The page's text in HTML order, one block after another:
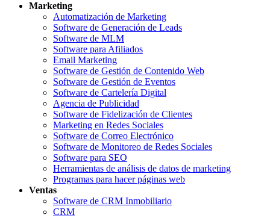
Marketing
Automatización de Marketing
Software de Generación de Leads
Software de MLM
Software para Afiliados
Email Marketing
Software de Gestión de Contenido Web
Software de Gestión de Eventos
Software de Cartelería Digital
Agencia de Publicidad
Software de Fidelización de Clientes
Marketing en Redes Sociales
Software de Correo Electrónico
Software de Monitoreo de Redes Sociales
Software para SEO
Herramientas de análisis de datos de marketing
Programas para hacer páginas web
Ventas
Software de CRM Inmobiliario
CRM